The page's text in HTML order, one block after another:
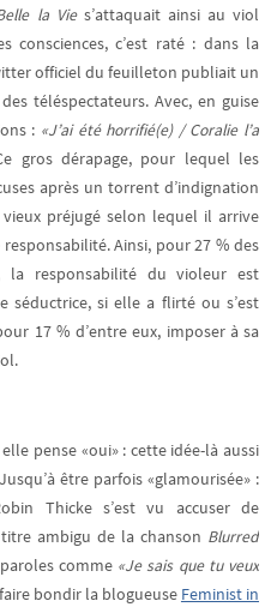
la Vies’attaquait ainsi au viol
consciences, c’est raté : dans la
officiel du feuilleton publiait un
téléspectateurs. Avec, en guise
: «J’ai été horrifié(e) / Coralie l’a
gros dérapage, pour lequel les
après un torrent d’indignation
préjugé selon lequel il arrive
Ainsi, pour 27 % des
la responsabilité du violeur est
séductrice, si elle a flirté ou s’est
17 % d’entre eux, imposer à sa
pense «oui» : cette idée-là aussi
être parfois «glamourisée» :
Thicke s’est vu accuser de
ambigu de la chanson Blurred
comme «Je sais que tu veux
bondir la blogueuse Feminist in